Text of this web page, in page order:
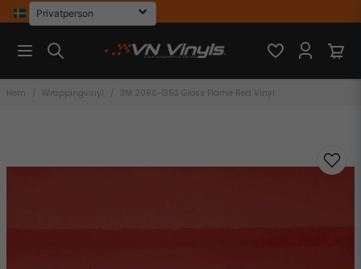
Hem Wrappingvinyl 3M 2080-G53 Gloss Flame Red Vinyl